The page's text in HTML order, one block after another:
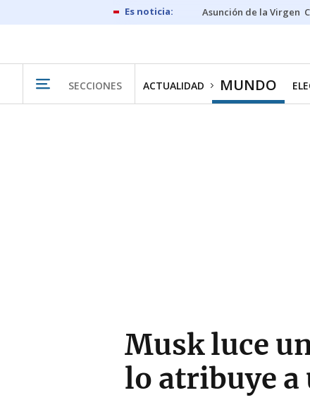
Asunción de la Virgen
SECCIONES ACTUALIDAD MUNDO
Musk luce
lo atribuye a